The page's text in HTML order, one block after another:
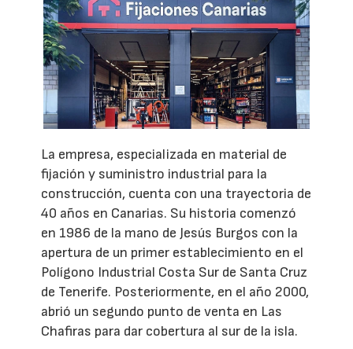
La empresa, especializada en material de
fijación y suministro industrial para la
construcción, cuenta con una trayectoria de
40 años en Canarias. Su historia comenzó
en 1986 de la mano de Jesús Burgos con la
apertura de un primer establecimiento en el
Polígono Industrial Costa Sur de Santa Cruz
de Tenerife. Posteriormente, en el año 2000,
abrió un segundo punto de venta en Las
Chafiras para dar cobertura al sur de la isla.